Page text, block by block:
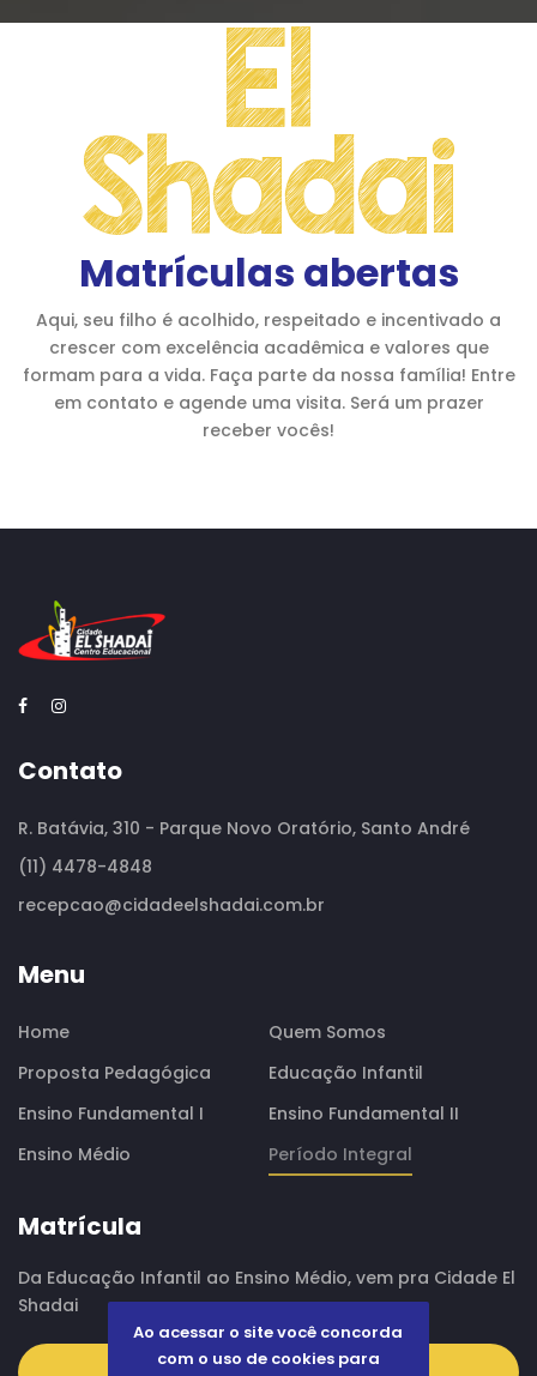
El
Shadai
Matrículas abertas
Aqui, seu filho é acolhido, respeitado e incentivado a
crescer com excelência acadêmica e valores que
formam para a vida. Faça parte da nossa família! Entre
em contato e agende uma visita. Será um prazer
receber vocês!
Contato
R. Batávia, 310 - Parque Novo Oratório, Santo André
(11) 4478-4848
recepcao@cidadeelshadai.com.br
Menu
Home
Quem Somos
Proposta Pedagógica
Educação Infantil
Ensino Fundamental I
Ensino Fundamental II
Ensino Médio
Período Integral
Matrícula
Da Educação Infantil ao Ensino Médio, vem pra Cidade El
Shadai
Ao acessar o site você concorda
com o uso de cookies para